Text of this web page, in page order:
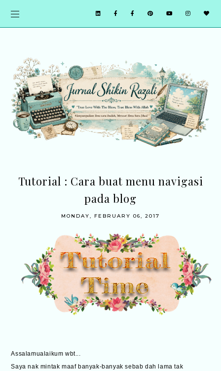
Tutorial : Cara buat menu navigasi
pada blog
MONDAY, FEBRUARY 06, 2017
Assalamualaikum wbt...
Saya nak mintak maaf banyak-banyak sebab dah lama tak